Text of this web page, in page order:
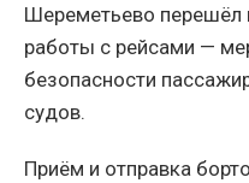
Шереметьево перешёл
работы с рейсами —
безопасности
судов.
Приём и отправка